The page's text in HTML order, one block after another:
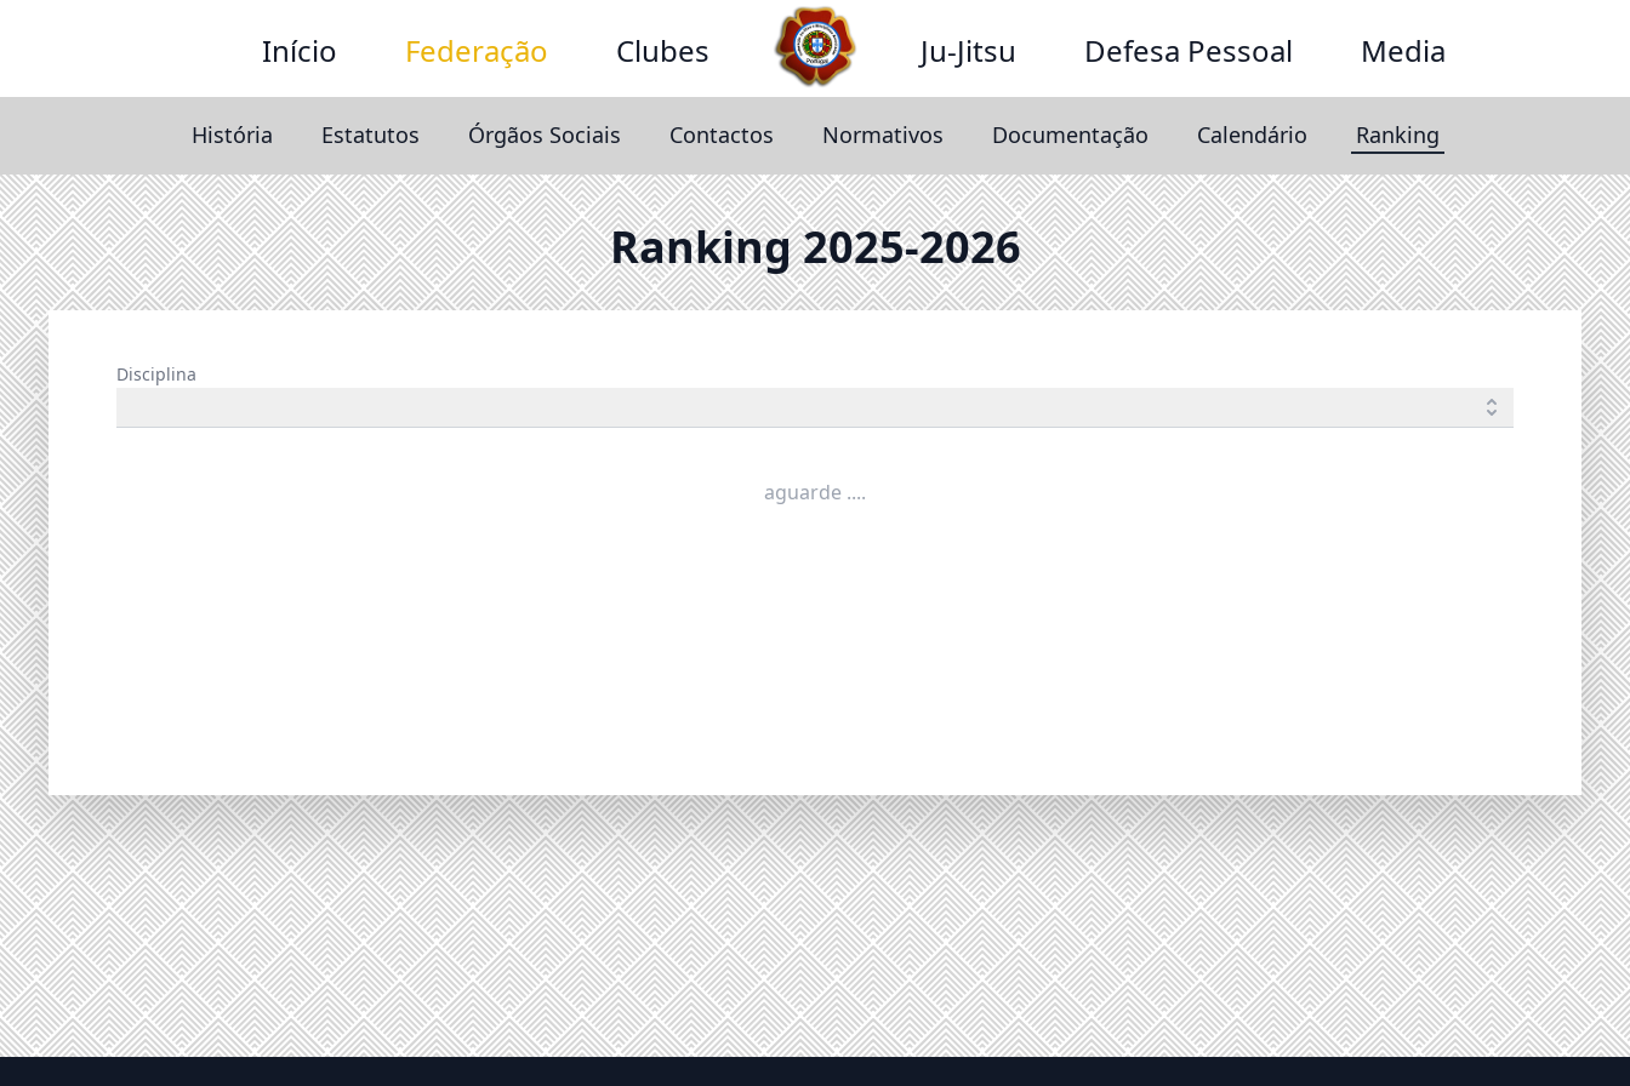
Início Federação Clubes Ju-Jitsu Defesa Pessoal Media
História Estatutos Órgãos Sociais Contactos Normativos Documentação Calendário Ranking
Ranking 2025-2026
Disciplina
aguarde ....